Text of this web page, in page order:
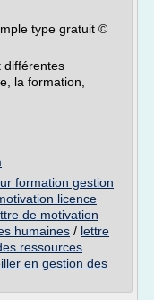
type gratuit ©
différentes
la formation,
formation gestion
licence
de motivation
humaines / lettre
ressources
en gestion des